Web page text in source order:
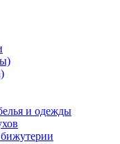
и одежды